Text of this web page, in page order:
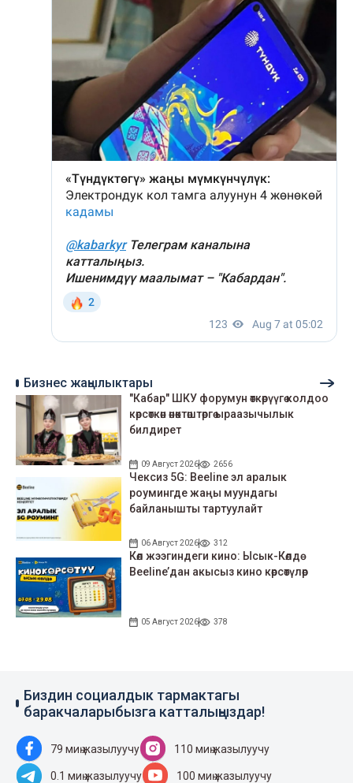
Бизнес жаңылыктары
"Кабар" ШКУ форумун өткөрүүгө колдоо
көрсөткөн өнөктөштөргө ыраазычылык
билдирет
09 Август 2026 2656
Чексиз 5G: Beeline эл аралык
роумингде жаңы муундагы
байланышты тартуулайт
06 Август 2026 312
Көл жээгиндеги кино: Ысык-Көлдө
Beeline’дан акысыз кино көрсөтүлөр
05 Август 2026 378
Биздин социалдык тармактагы
баракчаларыбызга катталыңыздар!
79 миң жазылуучу 110 миң жазылуучу
0.1 миң жазылуучу 100 миң жазылуучу